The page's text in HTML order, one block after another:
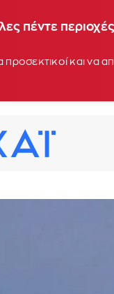
πέντε
προσεκτικοί και